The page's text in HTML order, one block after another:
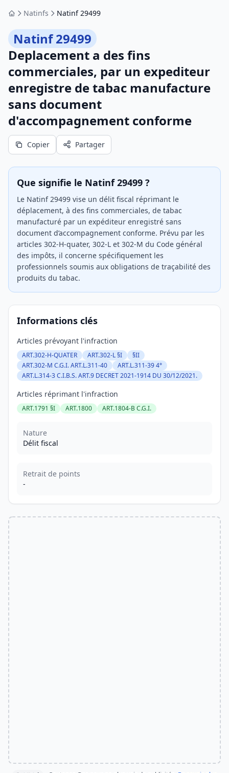
AccueilNatinfs Natinf 29499
Natinf 29499
Deplacement a des fins
commerciales, par un expediteur
enregistre de tabac manufacture
sans document
d'accompagnement conforme
Copier Partager
Que signifie le Natinf 29499 ?
Le Natinf 29499 vise un délit fiscal réprimant le
déplacement, à des fins commerciales, de tabac
manufacturé par un expéditeur enregistré sans
document d’accompagnement conforme. Prévu par les
articles 302-H-quater, 302-L et 302-M du Code général
des impôts, il concerne spécifiquement les
professionnels soumis aux obligations de traçabilité des
produits du tabac.
Informations clés
Articles prévoyant l'infraction
ART.302-H-QUATER ART.302-L §I
§II
ART.302-M C.G.I. ART.L.311-40
ART.L.311-39 4°
ART.L.314-3 C.I.B.S. ART.9 DECRET 2021-1914 DU 30/12/2021.
Articles réprimant l'infraction
ART.1791 §I ART.1800 ART.1804-B C.G.I.
Nature
Délit fiscal
Retrait de points
-